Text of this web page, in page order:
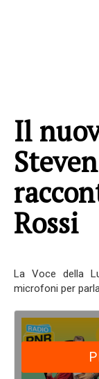
Il
Rossi
La Voce della
microfoni per